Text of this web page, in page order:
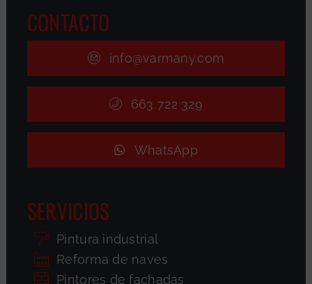
CONTACTO
info@varmany.com
663 722 329
WhatsApp
SERVICIOS
Pintura industrial
Reforma de naves
Pintores de fachadas